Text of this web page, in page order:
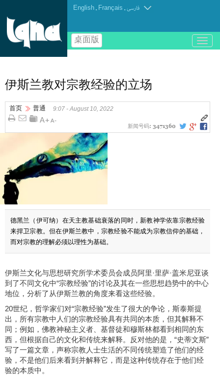
English . Français .فارسی
桌面版
باز
و
伊斯兰教对宗教经验的立场
首页 普通 9:07 - August 10, 2022
新闻号码: 3471360
德黑兰（伊可纳）在天主教基础衰落的同时，新教神学依靠宗教经验
来捍卫宗教。但在伊斯兰教中，宗教经验不能成为宗教信仰的基础，
而对宗教的理解必须以理性为基础。
伊斯兰文化与思想研究所学术委员会成员阿里·里萨·盖米尼亚谈
到了不同文化中“宗教经验”的讨论及其在一些思想趋势中的中心
地位，分析了从伊斯兰教的角度来看这些经验。
20世纪，哲学家们对“宗教经验”发生了很大的争论，斯泰斯提
出，所有宗教中人们的宗教经验具有共同的本质，但其解释不
同；例如，佛教神秘主义者、基督徒和穆斯林都看到相同的东
西，但根据自己的文化和传统来解释。反对他的是，“史蒂文斯”
写了一篇文章，声称宗教人士生活的不同传统塑造了他们的经
验，不是他们后来看到并解释它，而是这种传统存在于他们经
验的本质中。